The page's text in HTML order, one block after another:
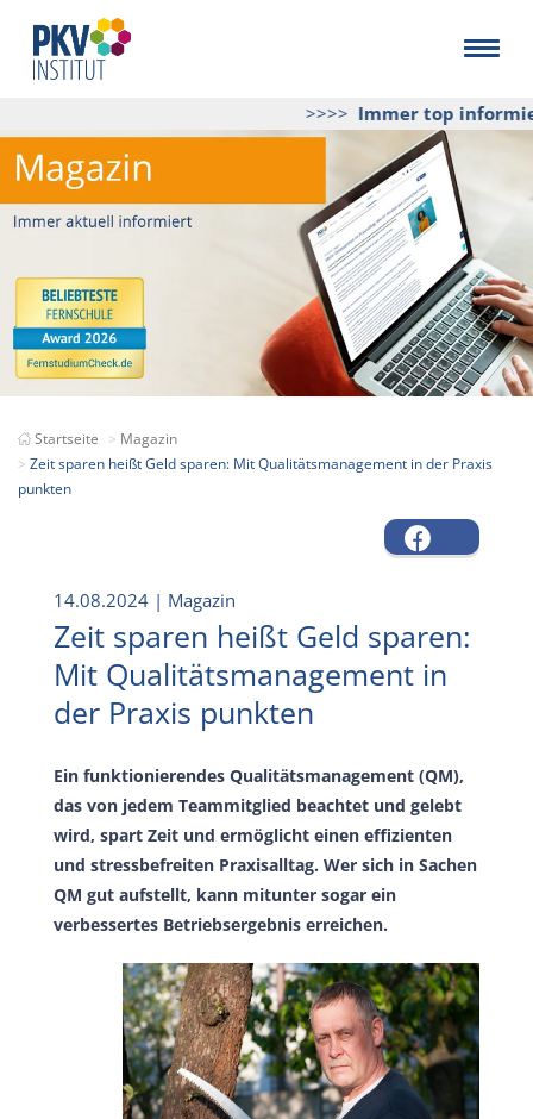
>>>>Immer top informiert
Startseite
Magazin
Zeit sparen heißt Geld sparen: Mit Qualitätsmanagement in der Praxis
punkten
14.08.2024 | Magazin
Zeit sparen heißt Geld sparen:
Mit Qualitätsmanagement in
der Praxis punkten
Ein funktionierendes Qualitätsmanagement (QM),
das von jedem Teammitglied beachtet und gelebt
wird, spart Zeit und ermöglicht einen effizienten
und stressbefreiten Praxisalltag. Wer sich in Sachen
QM gut aufstellt, kann mitunter sogar ein
verbessertes Betriebsergebnis erreichen.